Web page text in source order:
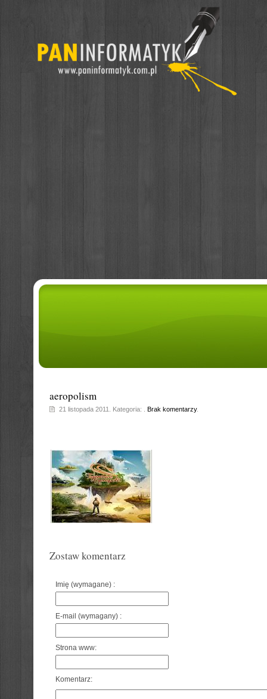
aeropolism
21 listopada 2011. Kategoria: . Brak komentarzy.
Zostaw komentarz
Imię (wymagane) :
E-mail (wymagany) :
Strona www:
Komentarz: